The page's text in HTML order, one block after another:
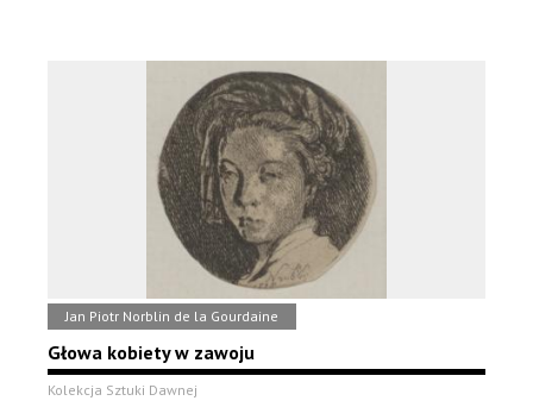
Jan Piotr Norblin de la Gourdaine
Głowa kobiety w zawoju
Kolekcja Sztuki Dawnej